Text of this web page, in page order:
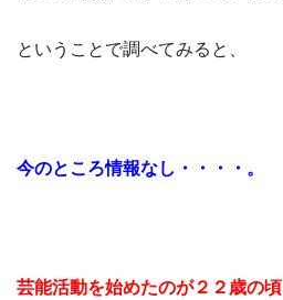
ということで調べてみると、
今のところ情報なし・・・・。
芸能活動を始めたのが２２歳の頃